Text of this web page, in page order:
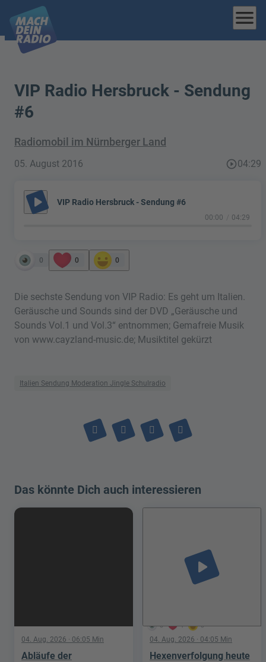
menu
VIP Radio Hersbruck - Sendung
#6
Radiomobil im Nürnberger Land
05. August 2016 play_circle_outline04:29
play_arrow VIP Radio Hersbruck - Sendung #6
00:00 04:29
0 0 0
Die sechste Sendung von VIP Radio: Es geht um Italien.
Geräusche und Sounds sind der DVD „Geräusche und
Sounds Vol.1 und Vol.3“ entnommen; Gemafreie Musik
von www.cayzland-music.de; Musiktitel gekürzt
Italien Sendung Moderation Jingle Schulradio
Das könnte Dich auch interessieren
04. Aug. 2026 · 06:05 Min
Abläufe der
6 1 0
play_arrow
04. Aug. 2026 · 04:05 Min
Hexenverfolgung heute